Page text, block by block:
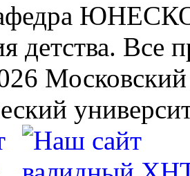
ЮНЕСКО
детства. Все
Московский